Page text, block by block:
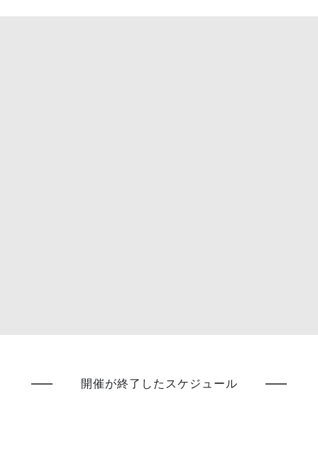
開催が終了したスケジュール